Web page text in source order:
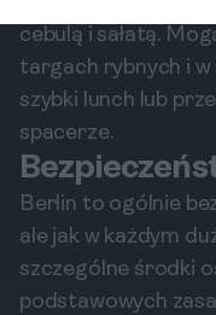
cebulą i sałatą.
targach rybnych i
szybki lunch lub
spacerze.
Berlin to ogólnie
ale jak w każdym
szczególne środki
podstawowych